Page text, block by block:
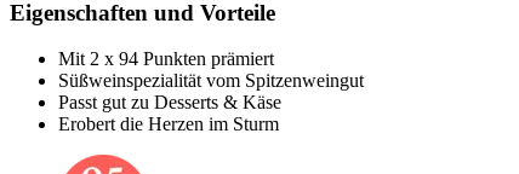
Eigenschaften und Vorteile
Mit 2 x 94 Punkten prämiert
Süßweinspezialität vom Spitzenweingut
Passt gut zu Desserts & Käse
Erobert die Herzen im Sturm